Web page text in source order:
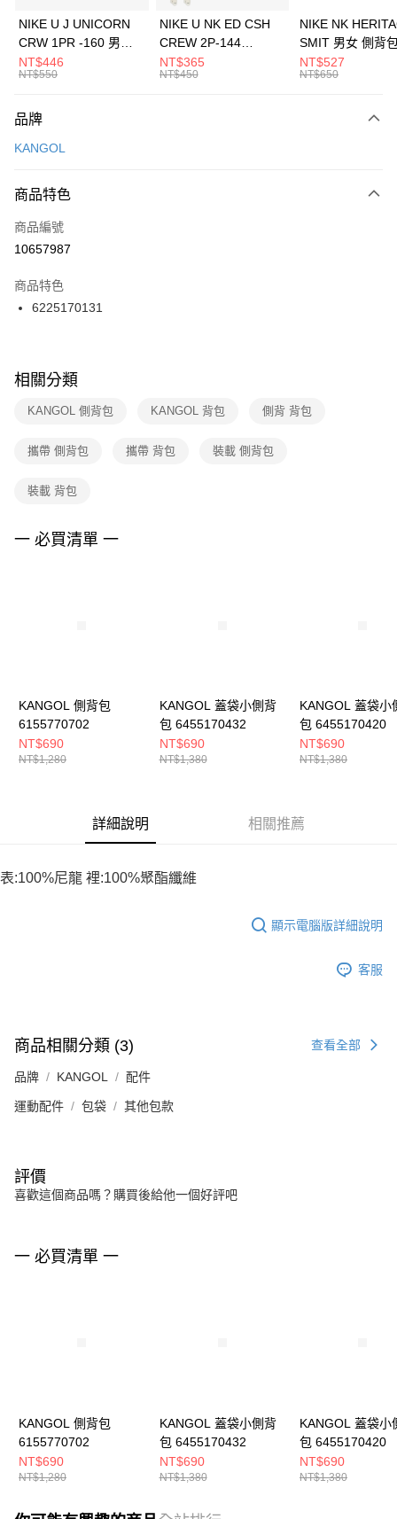
元大商業銀行
台灣樂天信用卡公司
全盈+PAY
AFTEE先享後付
【關於「AFTEE先享後付」】
便利好安心！
３．安心：先確認商品／服務後，再付款。
【「AFTEE先享後付」結帳流程】
１．於結帳方式選擇「AFTEE先享後付」後，將跳轉至「AFTEE先享後付」
２．訂單成立數日內，您將收到繳費通知簡訊。
３．收到繳費通知簡訊後14天內，點擊此簡訊中的連結，可透過四大超商／
ATM／網路銀行／等多元方式進行付款，方視為交易完成。
※ 交易是否成功請以「AFTEE先享後付 」之結帳頁面顯示為準，若有關於
是否繳費成功／繳費後需取消欲退款等相關疑問，請聯繫「AFTEE先享後付
客戶支援中心」https://netprotections.freshdesk.com/support/home
１．透過由恩沛科技股份有限公司提供之「AFTEE先享後付」服務完成之交
權轉讓予恩沛科技股份有限公司。
３．未成年的使用者請事先徵得法定代理人或監護人之同意方可使用
「AFTEE先享後付」，若未經同意申辦者引起之損失，本公司不負相關責
運送方式
每筆NT$100，滿NT$1,500(含以上)免運費
宅配
每筆NT$100，滿NT$1,500(含以上)免運費
付款後門市自取
每筆NT$100，滿NT$1,500(含以上)免運費
NIKE U J UNICORN
CRW 1PR -160 男女
中統襪 FZ3393100
NT$446
NT$550
NIKE U NK ED CSH
CREW 2P-144
EMBRDY 男女 短統襪
FZ3073133
NT$365
NT$450
NIKE NK
SMIT 男女 側背
BA5871010
NT$527
NT$650
品牌
KANGOL
商品特色
商品編號
10657987
商品特色
6225170131
相關分類
KANGOL 側背包 KANGOL 背包 側背 背包
攜帶 側背包 攜帶 背包 裝載 側背包
裝載 背包
一 必買清單 一
KANGOL 側背包
6155770702
NT$690
NT$1,280
KANGOL 蓋袋小側背
包 6455170432
NT$690
NT$1,380
KANGOL 蓋袋小
包 6455170420
NT$690
NT$1,380
詳細說明 相關推薦
表:100%尼龍 裡:100%聚酯纖維
顯示電腦版詳細說明
客服
商品相關分類 (3) 查看全部
品牌 KANGOL 配件
運動配件 包袋 其他包款
評價
喜歡這個商品嗎？購買後給他一個好評吧
一 必買清單 一
KANGOL 側背包
6155770702
NT$690
NT$1,280
KANGOL 蓋袋小側背
包 6455170432
NT$690
NT$1,380
KANGOL 蓋袋小
包 6455170420
NT$690
NT$1,380